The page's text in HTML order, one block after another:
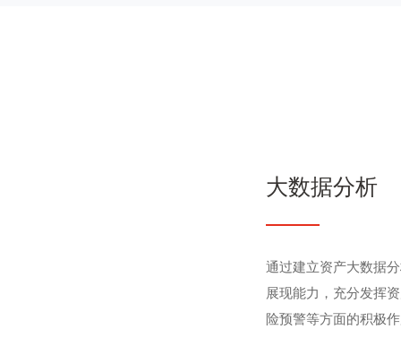
大数据分析
通过建立资产大数据
展现能力，充分发挥
险预警等方面的积极